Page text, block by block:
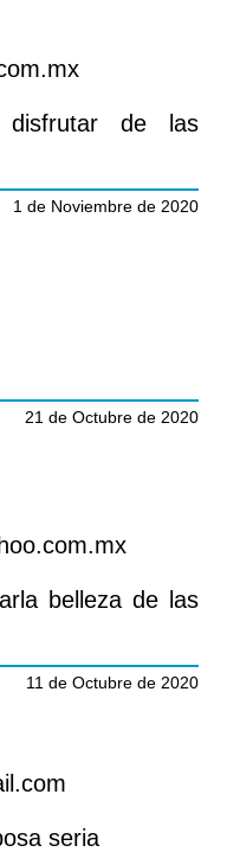
disfrutar de las
1 de Noviembre de 2020
21 de Octubre de 2020
belleza de las
11 de Octubre de 2020
seria